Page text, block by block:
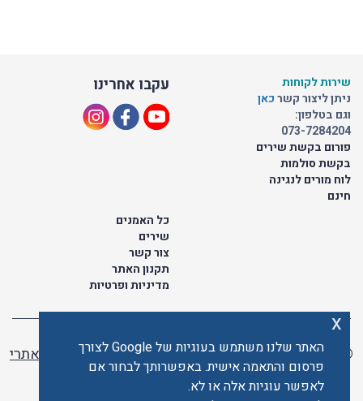
עקבו אחרינו
שירות לקוחות
ניתן ליצור קשרכאן
וגם בטלפון:
073-7284204
פורום בקשת שירים
בקשת סולמות
לוח מורים לנגינה
חינם
כל האמנים
שירים
צור קשר
תקנון האתר
מדיניות ופרטיות
© כל הזכויות שמורות לתו ישראלי | ליאור מזור -
בניית אתרי
וורדפרס
האתר שלנו משתמש בעוגיות של Google לצורך
פרסום והתאמה אישית. באפשרותך לבחור אם
לאפשר עוגיות אלה או לא.
x